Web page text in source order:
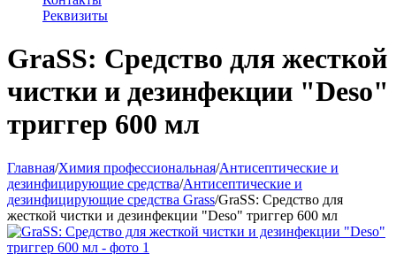
Реквизиты
GraSS: Средство для жесткой
чистки и дезинфекции "Deso"
триггер 600 мл
Главная/Химия профессиональная/Антисептические и
дезинфицирующие средства/Антисептические и
дезинфицирующие средства Grass/GraSS: Средство для
жесткой чистки и дезинфекции "Deso" триггер 600 мл